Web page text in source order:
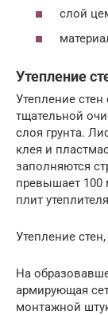
слой
Утепление
Утепление
тщательной
слоя грунта.
клея и
заполняются
превышает 100
плит
Утепление
На
армирующая
монтажной